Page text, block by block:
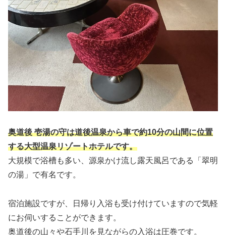
奥道後 壱湯の守は道後温泉から車で約10分の山間に位置
する大型温泉リゾートホテルです。
大規模で浴槽も多い、源泉かけ流し露天風呂である「翠明
の湯」で有名です。
宿泊施設ですが、日帰り入浴も受け付けていますので気軽
にお伺いすることができます。
奥道後の山々や石手川を見ながらの入浴は圧巻です。